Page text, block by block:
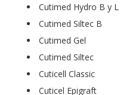
Cutimed Hydro B y L
Cutimed Siltec B
Cutimed Gel
Cutimed Siltec
Cuticell Classic
Cuticel Epigraft